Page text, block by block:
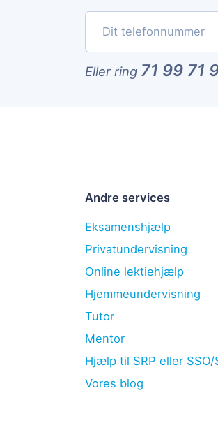
Eller ring 71 99 71
Andre services
Eksamenshjælp
Privatundervisning
Online lektiehjælp
Hjemmeundervisning
Tutor
Mentor
Hjælp til SRP eller SSO/
Vores blog